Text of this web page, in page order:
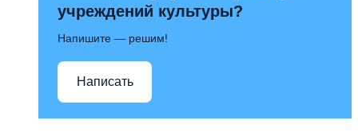
учреждений культуры?
Напишите — решим!
Написать